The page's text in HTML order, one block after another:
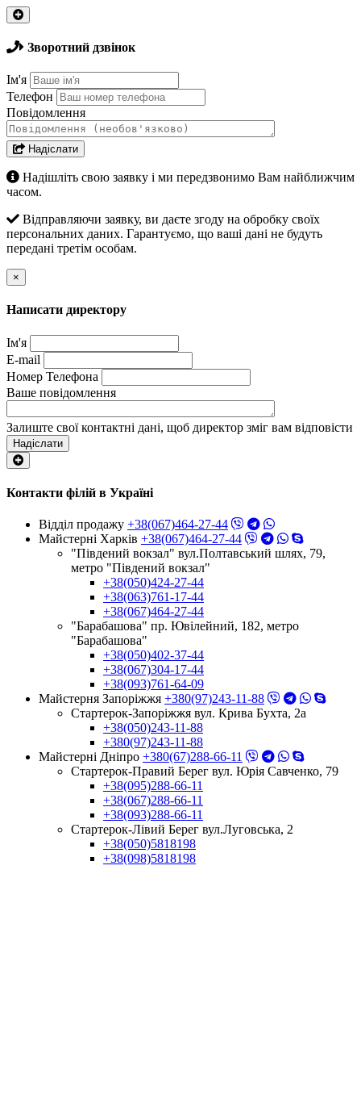
Зворотний дзвінок
Ім'я
Телефон
Повідомлення
Надіслати
Надішліть свою заявку і ми передзвонимо Вам найближчим
часом.
Відправляючи заявку, ви даєте згоду на обробку своїх
персональних даних. Гарантуємо, що ваші дані не будуть
передані третім особам.
×
Написати директору
Ім'я
E-mail
Номер Телефона
Ваше повідомлення
Залиште свої контактні дані, щоб директор зміг вам відповісти
Надіслати
Контакти філій в Україні
Відділ продажу +38(067)464-27-44
Майстерні Харків +38(067)464-27-44
"Південий вокзал" вул.Полтавський шлях, 79,
метро "Південий вокзал"
+38(050)424-27-44
+38(063)761-17-44
+38(067)464-27-44
"Барабашова" пр. Ювілейний, 182, метро
"Барабашова"
+38(050)402-37-44
+38(067)304-17-44
+38(093)761-64-09
Майстерня Запоріжжя +380(97)243-11-88
Стартерок-Запоріжжя вул. Крива Бухта, 2а
+38(050)243-11-88
+380(97)243-11-88
Майстерні Днiпро +380(67)288-66-11
Стартерок-Правий Берег вул. Юрія Савченко, 79
+38(095)288-66-11
+38(067)288-66-11
+38(093)288-66-11
Стартерок-Лівий Берег вул.Луговська, 2
+38(050)5818198
+38(098)5818198